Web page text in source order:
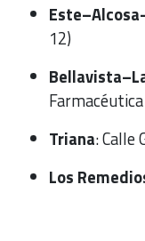
12)
Triana: Calle
Los